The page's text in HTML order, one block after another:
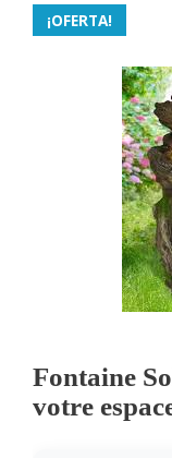
¡OFERTA!
Fontaine
votre